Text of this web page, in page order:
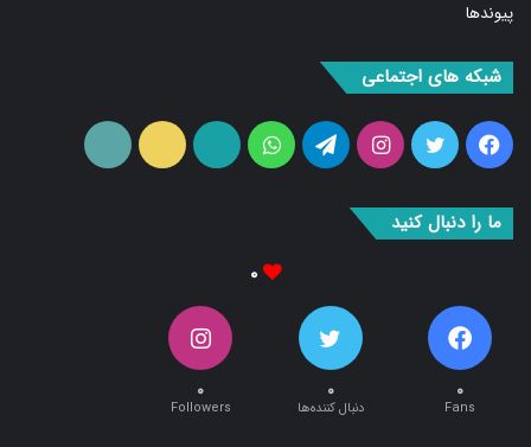
فیس
بوک
توییتراینستاگرامتلگرامواتس
آپ
آپارات ایتا
۰ ۰ ۰